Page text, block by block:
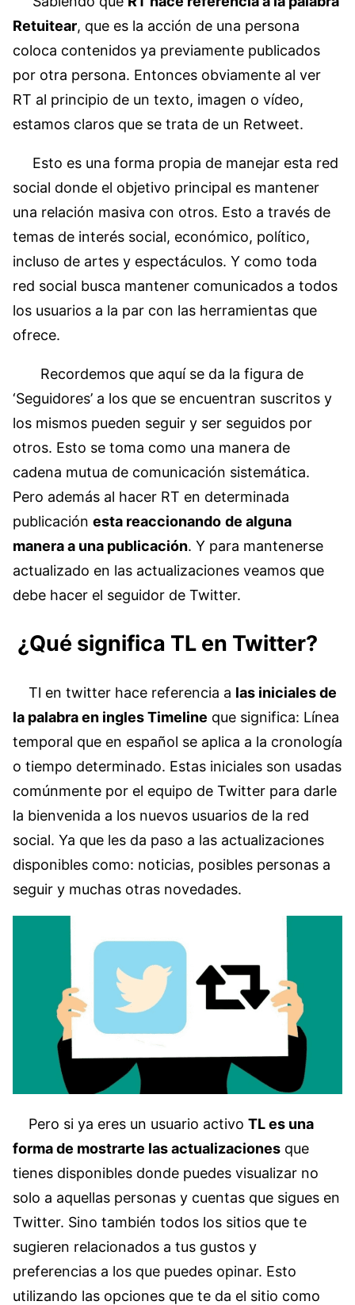
Retuitear, que es la acción de una persona
coloca contenidos ya previamente publicados
por otra persona. Entonces obviamente al ver
RT al principio de un texto, imagen o vídeo,
estamos claros que se trata de un Retweet.
Esto es una forma propia de manejar esta red
social donde el objetivo principal es mantener
una relación masiva con otros. Esto a través de
temas de interés social, económico, político,
incluso de artes y espectáculos. Y como toda
red social busca mantener comunicados a todos
los usuarios a la par con las herramientas que
ofrece.
Recordemos que aquí se da la figura de
‘Seguidores’ a los que se encuentran suscritos y
los mismos pueden seguir y ser seguidos por
otros. Esto se toma como una manera de
cadena mutua de comunicación sistemática.
Pero además al hacer RT en determinada
publicación esta reaccionando de alguna
manera a una publicación. Y para mantenerse
actualizado en las actualizaciones veamos que
debe hacer el seguidor de Twitter.
¿Qué significa TL en Twitter?
Tl en twitter hace referencia a las iniciales de
la palabra en ingles Timeline que significa: Línea
temporal que en español se aplica a la cronología
o tiempo determinado. Estas iniciales son usadas
comúnmente por el equipo de Twitter para darle
la bienvenida a los nuevos usuarios de la red
social. Ya que les da paso a las actualizaciones
disponibles como: noticias, posibles personas a
seguir y muchas otras novedades.
Pero si ya eres un usuario activo TL es una
forma de mostrarte las actualizaciones que
tienes disponibles donde puedes visualizar no
solo a aquellas personas y cuentas que sigues en
Twitter. Sino también todos los sitios que te
sugieren relacionados a tus gustos y
preferencias a los que puedes opinar. Esto
utilizando las opciones que te da el sitio como